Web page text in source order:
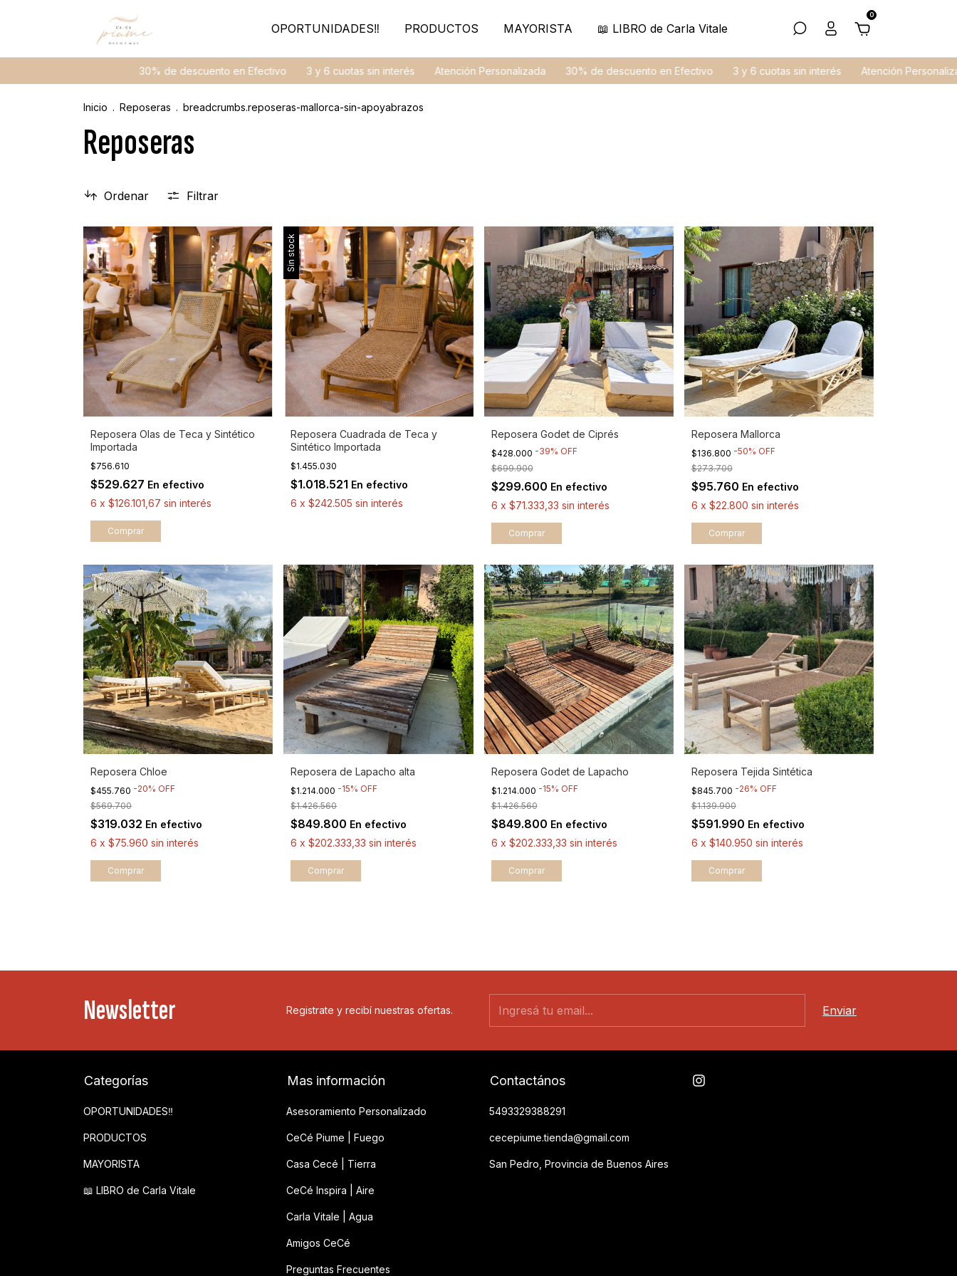
OPORTUNIDADES‼️ PRODUCTOS MAYORISTA 📖 LIBRO de Carla Vitale
0
30% de descuento en Efectivo 3 y 6 cuotas sin interés Atención Personalizada 30% de descuento en Efectivo 3 y 6 cuotas sin interés Atención Personalizada
Inicio . Reposeras . breadcrumbs.reposeras-mallorca-sin-apoyabrazos
Reposeras
Ordenar Filtrar
Reposera Olas de Teca y Sintético
Importada
$756.610
$529.627 En efectivo
6 x $126.101,67 sin interés
Sin stock
Reposera Cuadrada de Teca y
Sintético Importada
$1.455.030
$1.018.521 En efectivo
6 x$242.505 sin interés
Reposera Godet de Ciprés
$428.000 -39% OFF
$699.900
$299.600 En efectivo
6 x $71.333,33 sin interés
Comprar
Reposera Mallorca
$136.800 -50% OFF
$273.700
$95.760 En efectivo
6 x $22.800 sin interés
Reposera Chloe
$455.760 -20% OFF
$569.700
$319.032 En efectivo
6 x $75.960 sin interés
Comprar
Reposera de Lapacho alta
$1.214.000 -15% OFF
$1.426.560
$849.800 En efectivo
6 x$202.333,33 sin interés
Comprar
Reposera Godet de Lapacho
$1.214.000 -15% OFF
$1.426.560
$849.800 En efectivo
6 x $202.333,33 sin interés
Comprar
Reposera Tejida Sintética
$845.700 -26% OFF
$1.139.900
$591.990 En efectivo
6 x $140.950 sin interés
Newsletter Registrate y recibí nuestras ofertas.
Categorías
OPORTUNIDADES‼️
PRODUCTOS
MAYORISTA
📖 LIBRO de Carla Vitale
Mas información
Asesoramiento Personalizado
CeCé Piume | Fuego
Casa Cecé | Tierra
CeCé Inspira | Aire
Carla Vitale | Agua
Amigos CeCé
Preguntas Frecuentes
Contactános
5493329388291
cecepiume.tienda@gmail.com
San Pedro, Provincia de Buenos Aires